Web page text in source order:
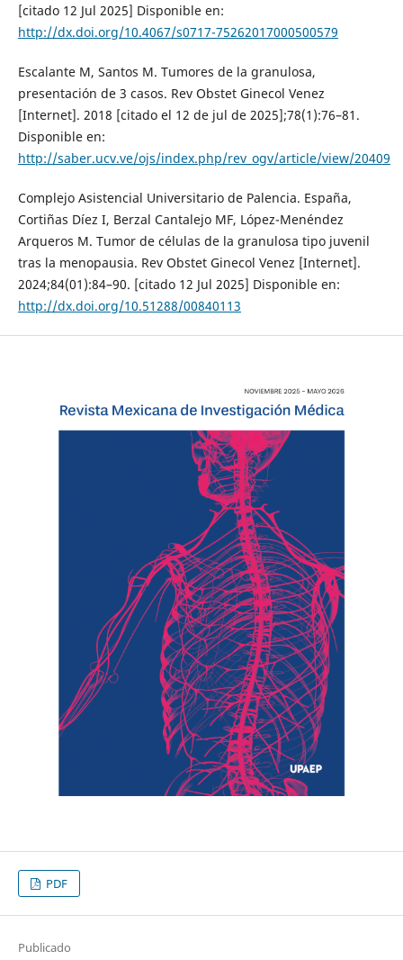
[citado 12 Jul 2025] Disponible en:
http://dx.doi.org/10.4067/s0717-75262017000500579
Escalante M, Santos M. Tumores de la granulosa,
presentación de 3 casos. Rev Obstet Ginecol Venez
[Internet]. 2018 [citado el 12 de jul de 2025];78(1):76–81.
Disponible en:
http://saber.ucv.ve/ojs/index.php/rev_ogv/article/view/20409
Complejo Asistencial Universitario de Palencia. España,
Cortiñas Díez I, Berzal Cantalejo MF, López-Menéndez
Arqueros M. Tumor de células de la granulosa tipo juvenil
tras la menopausia. Rev Obstet Ginecol Venez [Internet].
2024;84(01):84–90. [citado 12 Jul 2025] Disponible en:
http://dx.doi.org/10.51288/00840113
PDF
Publicado